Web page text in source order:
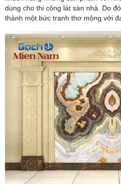
dùng cho thi công lát sàn nhà. Do
thành một bức tranh thơ mộng với